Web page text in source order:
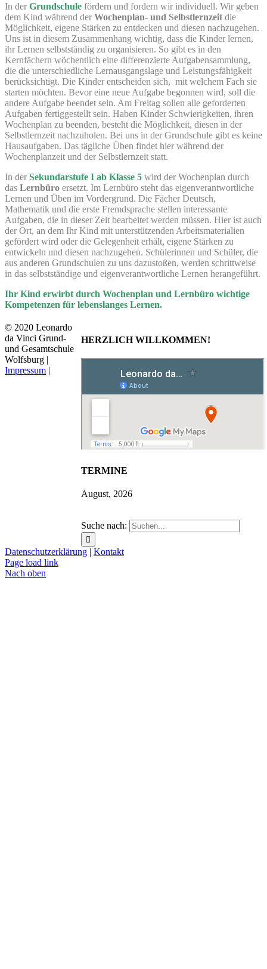
In der Grundschule fördern und fordern wir individuell. Wir geben
dem Kind während der Wochenplan- und Selbstlernzeit die
Möglichkeit, eigene Stärken zu entdecken und diesen nachzugehen.
Uns ist in diesem Zusammenhang wichtig, dass die Kinder lernen,
ihr Lernen selbstständig zu organisieren. So gibt es in den
Kernfächern wöchentlich eine differenzierte Aufgabensammlung,
die die unterschiedliche Lernausgangslage und Leistungsfähigkeit
berücksichtigt. Die Kinder entscheiden sich, mit welchem Fach sie
starten möchten. Bevor eine neue Aufgabe begonnen wird, soll die
andere Aufgabe beendet sein. Am Freitag sollen alle geforderten
Aufgaben fertiggestellt sein. Haben Kinder Schwierigkeiten, ihren
Wochenplan zu beenden, besteht die Möglichkeit, diesen in der
Selbstlernzeit nachzuholen. Bei uns in der Grundschule gibt es keine
Hausaufgaben. Das tägliche Üben findet hier während der
Wochenplanzeit und der Selbstlernzeit statt.
In der Sekundarstufe I ab Klasse 5 wird der Wochenplan durch
das Lernbüro ersetzt. Im Lernbüro steht das eigenverantwortliche
Lernen und Üben im Vordergrund. Die Fächer Deutsch,
Mathematik und die erste Fremdsprache stellen interessante
Aufgaben, die in dieser Zeit bearbeitet werden müssen. Hier ist auch
der Ort, an dem Ihr Kind mit unterstützenden Arbeitsmaterialien
gefördert wird oder die Gelegenheit erhält, eigene Stärken zu
entwickeln und diesen nachzugehen. Schülerinnen und Schüler, die
aus anderen Grundschulen zu uns dazustoßen, werden schrittweise
in das selbstständige und eigenverantwortliche Lernen herangeführt.
Ihr Kind erwirbt durch Wochenplan und Lernbüro wichtige
Kompetenzen für lebenslanges Lernen.
HERZLICH WILLKOMMEN!
TERMINE
August, 2026
Suche nach:
© 2020 Leonardo
da Vinci Grund-
und Gesamtschule
Wolfsburg |
Impressum |
Datenschutzerklärung | Kontakt
Page load link
Nach oben